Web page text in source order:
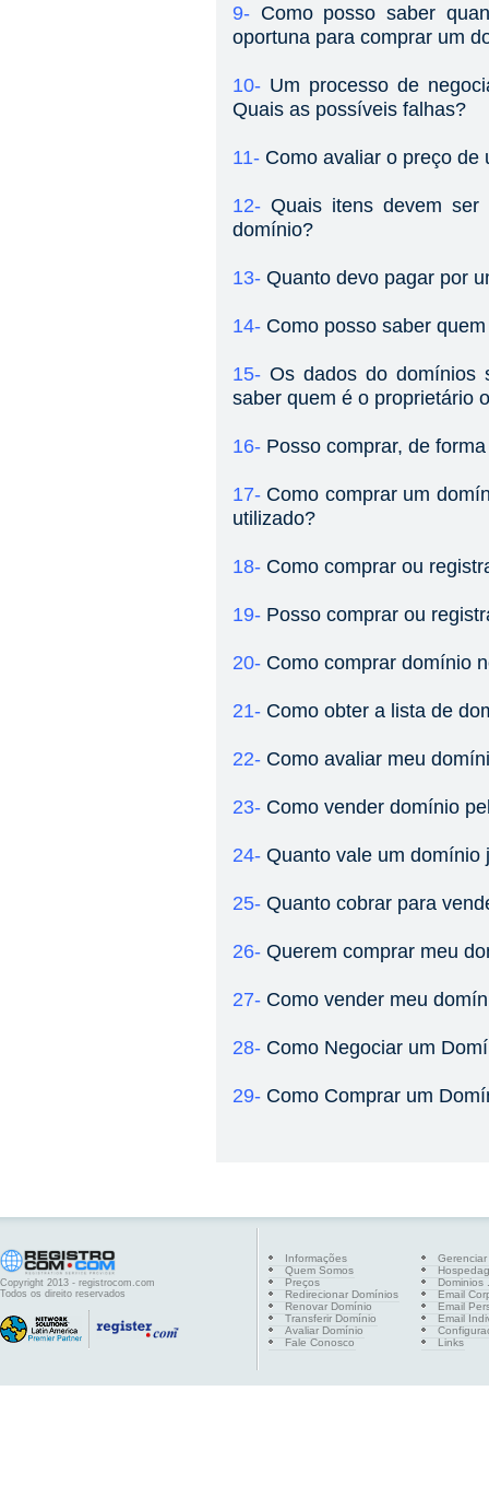
9- Como posso saber
oportuna para comprar um
10- Um processo de
Quais as possíveis falhas?
11- Como avaliar o preço de
12- Quais itens devem
domínio?
13- Quanto devo pagar por
14- Como posso saber
15- Os dados do domínios
saber quem é o proprietário
16- Posso comprar, de
17- Como comprar um
utilizado?
18- Como comprar ou
19- Posso comprar ou
20- Como comprar domínio
21- Como obter a lista de
22- Como avaliar meu
23- Como vender domínio
24- Quanto vale um domínio
25- Quanto cobrar para
26- Querem comprar meu
27- Como vender meu
28- Como Negociar um
29- Como Comprar um
Copyright 2013 - registrocom.com
Todos os direito reservados
Informações
Quem Somos
Preços
Redirecionar Domínios
Renovar Domínio
Transferir Domínio
Avaliar Domínio
Fale Conosco
Dominios
Email
Email
Email
Links